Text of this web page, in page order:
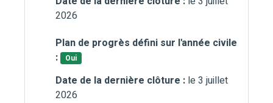
2026
Plan de progrès défini sur l'année civile
:
Oui
Date de la dernière clôture : le 3 juillet
2026